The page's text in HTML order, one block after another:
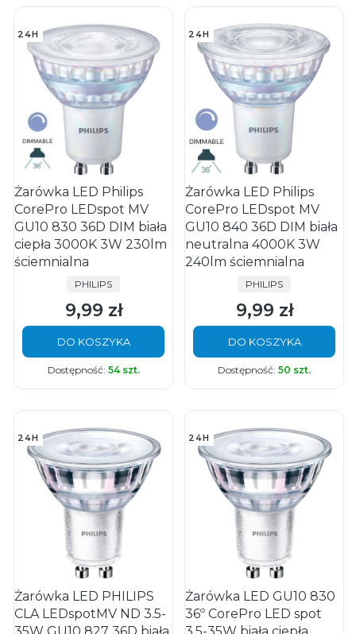
24H
Żarówka LED Philips
CorePro LEDspot MV
GU10 830 36D DIM biała
ciepła 3000K 3W 230lm
ściemnialna
PRODUCENT
PHILIPS
Cena
9,99 zł
DO KOSZYKA
Dostępność: 54 szt.
24H
Żarówka LED Philips
CorePro LEDspot MV
GU10 840 36D DIM biała
neutralna 4000K 3W
240lm ściemnialna
PRODUCENT
PHILIPS
Cena
9,99 zł
DO KOSZYKA
Dostępność: 50 szt.
24H
Żarówka LED PHILIPS
CLA LEDspotMV ND 3.5-
35W GU10 827 36D biała
24H
Żarówka LED GU10 830
36º CorePro LED spot
3.5-35W biała ciepła